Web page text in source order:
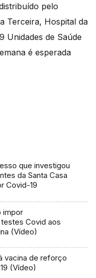
pelo
Terceira, Hospital da
Unidades de Saúde
é esperada
que investigou
da Santa Casa
Covid-19
impor
Covid aos
(Vídeo)
vacina de reforço
contra a Covid-19 (Vídeo)